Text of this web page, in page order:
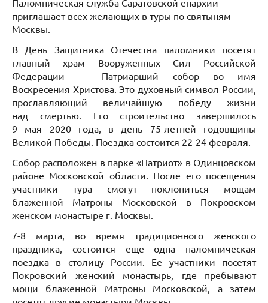
Паломническая служба Саратовской епархии
приглашает всех желающих в туры по святыням
Москвы.
В День Защитника Отечества паломники посетят
главный храм Вооруженных Сил Российской
Федерации — Патриарший собор во имя
Воскресения Христова. Это духовный символ России,
прославляющий величайшую победу жизни
над смертью. Его строительство завершилось
9 мая 2020 года, в день 75-летней годовщины
Великой Победы. Поездка состоится 22-24 февраля.
Собор расположен в парке «Патриот» в Одинцовском
районе Московской области. После его посещения
участники тура смогут поклониться мощам
блаженной Матроны Московской в Покровском
женском монастыре г. Москвы.
7-8 марта, во время традиционного женского
праздника, состоится еще одна паломническая
поездка в столицу России. Ее участники посетят
Покровский женский монастырь, где пребывают
мощи блаженной Матроны Московской, а затем